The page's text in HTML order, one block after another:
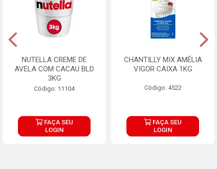
NUTELLA CREME DE
AVELA COM CACAU BLD
3KG
Código: 11104
FAÇA SEU
LOGIN
CHANTILLY MIX AMÉLIA
VIGOR CAIXA 1KG
Código: 4522
FAÇA SEU
LOGIN